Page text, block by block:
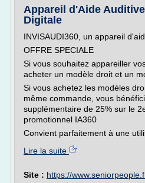
Appareil d'Aide
Digitale
INVISAUDI360, un appareil
OFFRE SPECIALE
Si vous souhaitez appareiller
acheter un modèle droit et un
Si vous achetez les modèles
même commande, vous
supplémentaire de 25% sur le
promotionnel IA360
Convient parfaitement à une
Lire la suite
Site : https://